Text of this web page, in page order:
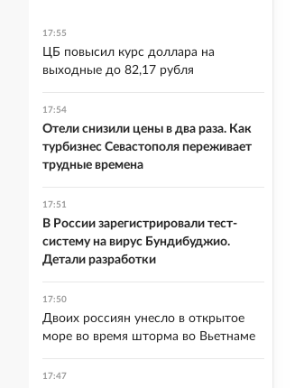
17:55
ЦБ повысил курс доллара на
выходные до 82,17 рубля
17:54
Отели снизили цены в два раза. Как
турбизнес Севастополя переживает
трудные времена
17:51
В России зарегистрировали тест-
систему на вирус Бундибуджио.
Детали разработки
17:50
Двоих россиян унесло в открытое
море во время шторма во Вьетнаме
17:47